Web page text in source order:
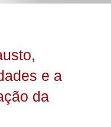
e a
da